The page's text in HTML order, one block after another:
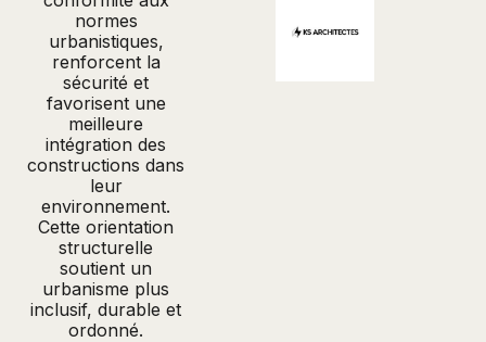
normes
urbanistiques,
renforcent la
sécurité et
favorisent une
meilleure
intégration des
constructions dans
leur
environnement.
Cette orientation
structurelle
soutient un
urbanisme plus
inclusif, durable et
ordonné.